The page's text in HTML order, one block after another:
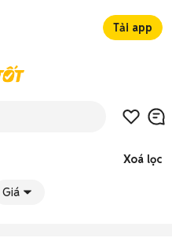
Tải app
Xoá lọc
Giá